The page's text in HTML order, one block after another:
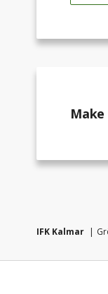
IFK Kalmar